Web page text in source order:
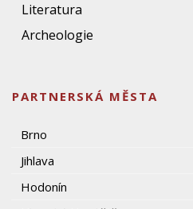
Literatura
Archeologie
PARTNERSKÁ MĚSTA
Brno
Jihlava
Hodonín